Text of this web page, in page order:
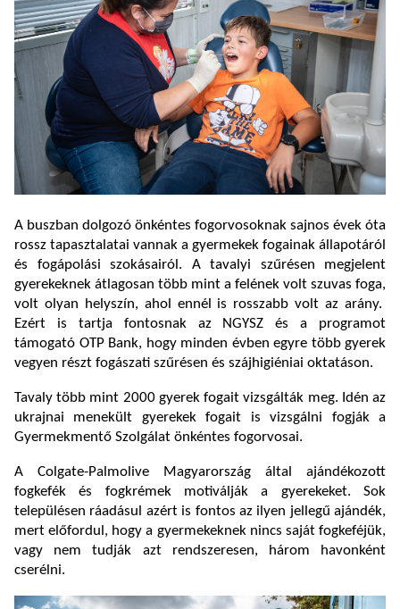
A buszban dolgozó önkéntes fogorvosoknak sajnos évek óta
rossz tapasztalatai vannak a gyermekek fogainak állapotáról
és fogápolási szokásairól. A tavalyi szűrésen megjelent
gyerekeknek átlagosan több mint a felének volt szuvas foga,
volt olyan helyszín, ahol ennél is rosszabb volt az arány.
Ezért is tartja fontosnak az NGYSZ és a programot
támogató OTP Bank, hogy minden évben egyre több gyerek
vegyen részt fogászati szűrésen és szájhigiéniai oktatáson.
Tavaly több mint 2000 gyerek fogait vizsgálták meg. Idén az
ukrajnai menekült gyerekek fogait is vizsgálni fogják a
Gyermekmentő Szolgálat önkéntes fogorvosai.
A Colgate-Palmolive Magyarország által ajándékozott
fogkefék és fogkrémek motiválják a gyerekeket. Sok
településen ráadásul azért is fontos az ilyen jellegű ajándék,
mert előfordul, hogy a gyermekeknek nincs saját fogkeféjük,
vagy nem tudják azt rendszeresen, három havonként
cserélni.